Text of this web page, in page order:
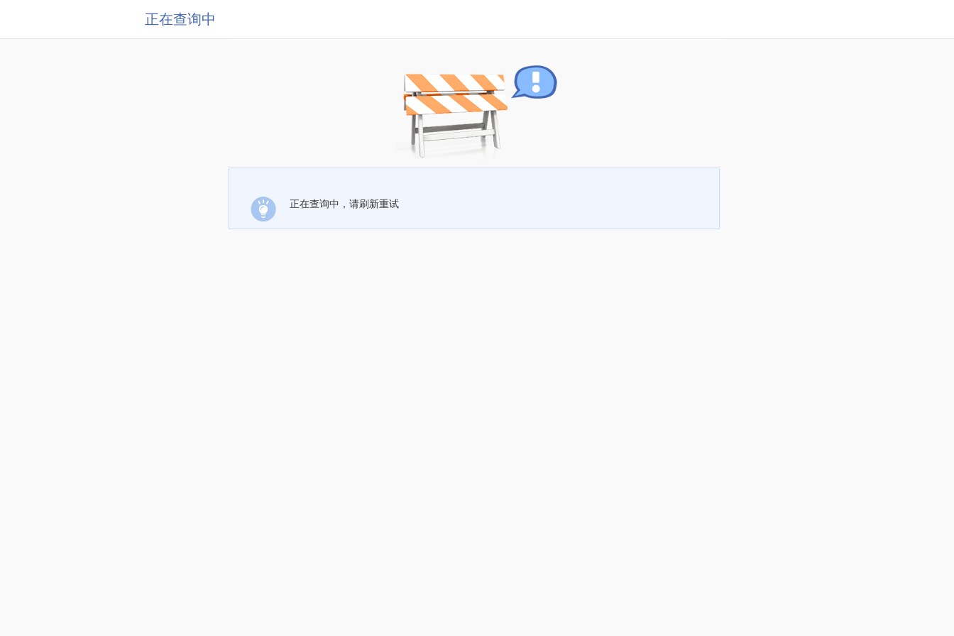
正在查询中
正在查询中，请刷新重试